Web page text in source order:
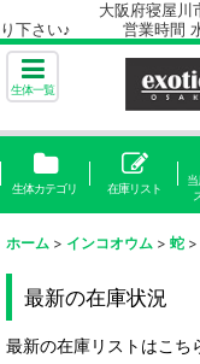
大阪府寝屋川市に店
り下さい♪ 営業時間 水
生体一覧
生体カテゴリ 在庫リスト
ホーム > インコオウム > 蛇 >
最新の在庫状況
最新の在庫リストはこち